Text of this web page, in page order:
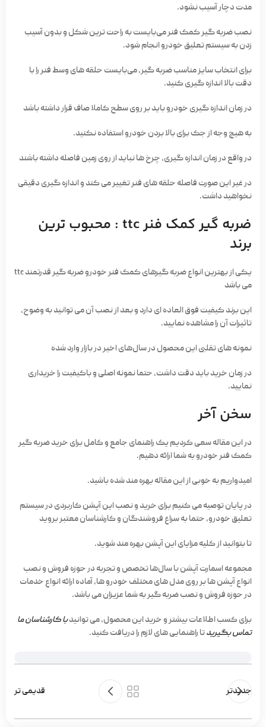
مدت دچار آسیب نشود.
نصب ضربه گیر کمک فنر می‌بایست به راحت ترین شکل و بدون آسیب
زدن به سیستم تعلیق خودرو انجام شود.
برای انتخاب سایز مناسب ضربه گیر، می‌بایست حلقه های وسط فنر را با
دقت بالا اندازه گیری کنید.
در زمان اندازه گیری خودرو باید بر روی سطح کاملا صاف قرار داشته باشد
به هیچ وجه از جک برای بالا بردن خودرو استفاده نکنید.
در واقع در زمان اندازه گیری، چرخ ها نباید از روی زمین فاصله داشته باشند
در غیر این صورت فاصله حلقه های فنر تغییر می کند و اندازه گیری دقیقی
نخواهید داشت.
ضربه گیر کمک فنر ttc : محبوب ترین
برند
یکی از بهترین انواع ضربه گیرهای کمک فنر خودرو ضربه گیر قدرتمند ttc
می باشد
این برند کیفیت فوق العاده ای دارد و بعد از نصب آن می توانید به وضوح،
تاثیرات آن را مشاهده نمایید.
نمونه های تقلبی این محصول در سال‌های اخیر در بازار وارد شده
در زمان خرید باید دقت داشت، حتما نمونه اصلی و باکیفیت را خریداری
نمایید.
سخن آخر
در این مقاله سعی کردیم یک راهنمای جامع و کامل برای خرید ضربه گیر
کمک فنر خودرو به شما ارائه دهیم.
امیدواریم به خوبی از این مقاله بهره مند شده باشید.
در پایان توصیه می کنیم برای خرید و نصب این آپشن کاربردی در سیستم
تعلیق خودرو، حتما به سراغ فروشندگان و کارشناسان معتبر بروید
تا بتوانید از کلیه مزایای این آپشن بهره مند شوید.
مجموعه اسمارت آپشن با سال‌ها تخصص و تجربه در حوزه فروش و نصب
انواع آپشن ها بر روی مدل های مختلف خودرو ها، آماده ارائه انواع خدمات
در حوزه فروش و نصب ضربه گیر به شما عزیزان می باشد.
برای کسب اطلاعات بیشتر و خرید این محصول، می توانیدبا کارشناسان ما
تماس بگیریدتا راهنمایی های لازم را دریافت کنید.
جدیدتر قدیمی تر